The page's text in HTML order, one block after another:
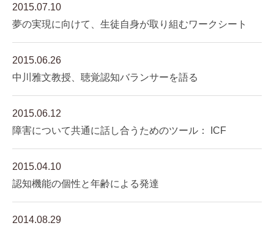
2015.07.10
夢の実現に向けて、生徒自身が取り組むワークシート
2015.06.26
中川雅文教授、聴覚認知バランサーを語る
2015.06.12
障害について共通に話し合うためのツール： ICF
2015.04.10
認知機能の個性と年齢による発達
2014.08.29